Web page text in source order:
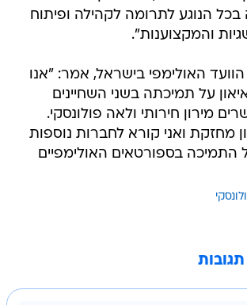
הנוגע לתרומה לקהילה ופיתוח
והמקצוענות".
הוועד האולימפי בישראל, אמר: "אנו
על תמיכתה בשני השחיינים
מירון חירותי ולאה פולונסקי.
מחזקת ואני קורא לחברות נוספות
בספורטאים האולימפיים